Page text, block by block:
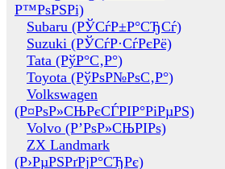
Р™РѕРЅРі)
Subaru (РЎСѓР±Р°СЂСѓ)
Suzuki (РЎСѓР·СѓРєРё)
Tata (РўР°С‚Р°)
Toyota (РўРѕР№РѕС‚Р°)
Volkswagen
(Р¤РѕР»СЊРєСЃРІР°РіРµРЅ)
Volvo (Р’РѕР»СЊРІРѕ)
ZX Landmark
(Р›РµРЅРґРјР°СЂРє)